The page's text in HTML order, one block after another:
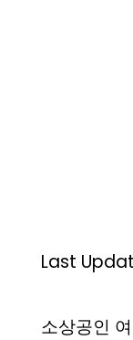
Last
소상공인